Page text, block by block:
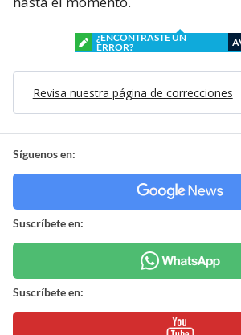
¿ENCONTRASTE UN
ERROR?
Revisa nuestra página de correcciones
Síguenos en:
Suscríbete en:
Suscríbete en: